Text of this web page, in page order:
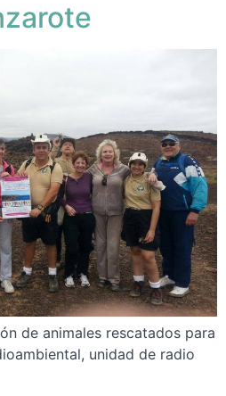
de animales rescatados para
unidad de radio